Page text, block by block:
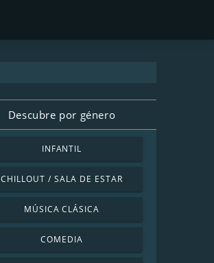
Descubre por género
INFANTIL
CHILLOUT / SALA DE ESTAR
MÚSICA CLÁSICA
COMEDIA